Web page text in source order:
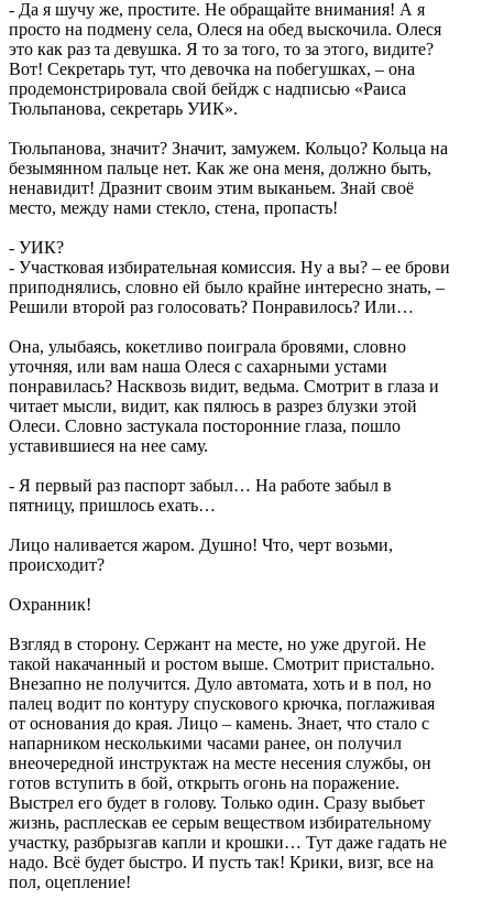
- Да я шучу же, простите. Не обращайте внимания! А я
просто на подмену села, Олеся на обед выскочила. Олеся
это как раз та девушка. Я то за того, то за этого, видите?
Вот! Секретарь тут, что девочка на побегушках, – она
продемонстрировала свой бейдж с надписью «Раиса
Тюльпанова, секретарь УИК».
Тюльпанова, значит? Значит, замужем. Кольцо? Кольца на
безымянном пальце нет. Как же она меня, должно быть,
ненавидит! Дразнит своим этим выканьем. Знай своё
место, между нами стекло, стена, пропасть!
- УИК?
- Участковая избирательная комиссия. Ну а вы? – ее брови
приподнялись, словно ей было крайне интересно знать, –
Решили второй раз голосовать? Понравилось? Или…
Она, улыбаясь, кокетливо поиграла бровями, словно
уточняя, или вам наша Олеся с сахарными устами
понравилась? Насквозь видит, ведьма. Смотрит в глаза и
читает мысли, видит, как пялюсь в разрез блузки этой
Олеси. Словно застукала посторонние глаза, пошло
уставившиеся на нее саму.
- Я первый раз паспорт забыл… На работе забыл в
пятницу, пришлось ехать…
Лицо наливается жаром. Душно! Что, черт возьми,
происходит?
Охранник!
Взгляд в сторону. Сержант на месте, но уже другой. Не
такой накачанный и ростом выше. Смотрит пристально.
Внезапно не получится. Дуло автомата, хоть и в пол, но
палец водит по контуру спускового крючка, поглаживая
от основания до края. Лицо – камень. Знает, что стало с
напарником несколькими часами ранее, он получил
внеочередной инструктаж на месте несения службы, он
готов вступить в бой, открыть огонь на поражение.
Выстрел его будет в голову. Только один. Сразу выбьет
жизнь, расплескав ее серым веществом избирательному
участку, разбрызгав капли и крошки… Тут даже гадать не
надо. Всё будет быстро. И пусть так! Крики, визг, все на
пол, оцепление!